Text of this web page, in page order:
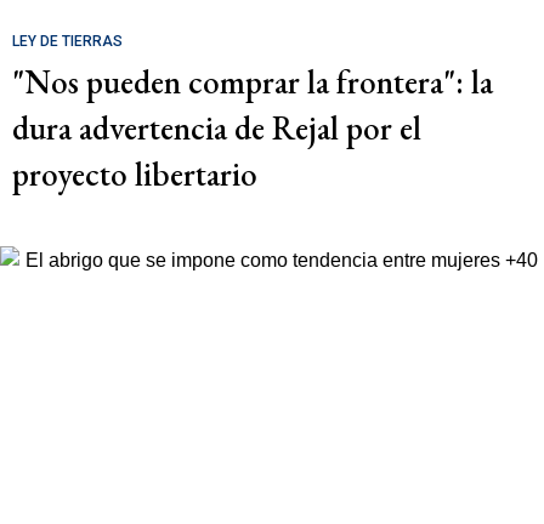
LEY DE TIERRAS
"Nos pueden comprar la frontera": la
dura advertencia de Rejal por el
proyecto libertario